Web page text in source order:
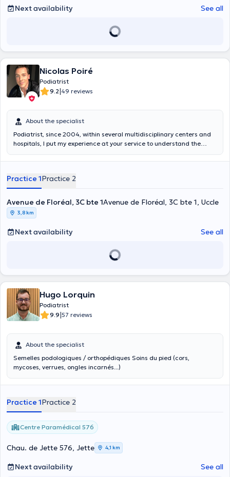
Next availability See all
Nicolas Poiré
Podiatrist
9.2|49 reviews
About the specialist
Podiatrist, since 2004, within several multidisciplinary centers and
hospitals, I put my experience at your service to understand the
study of walking and/or running and posture. Design of functional
Practice 1Practice 2
Avenue de Floréal, 3C bte 1Avenue de Floréal, 3C bte 1, Uccle
3,8 km
Next availability See all
Hugo Lorquin
Podiatrist
9.9|57 reviews
About the specialist
Semelles podologiques / orthopédiques Soins du pied (cors,
mycoses, verrues, ongles incarnés...)
Practice 1Practice 2
Centre Paramédical 576
Chau. de Jette 576, Jette 4,1 km
Next availability See all